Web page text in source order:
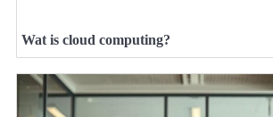
Wat is cloud computing?